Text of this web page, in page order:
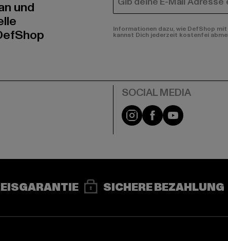
und
E-MAIL
Informationen dazu, wie DefShop
kannst Dich jederzeit kostenfei
Instagram
FacebookYouTube
SICHERE BEZAHLUNG